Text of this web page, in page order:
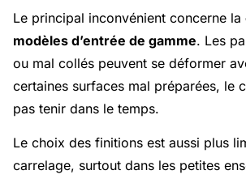
Le principal inconvénient concerne la
modèles d’entrée de gamme. Les
ou mal collés peuvent se déformer
certaines surfaces mal préparées, le
pas tenir dans le temps.
Le choix des finitions est aussi plus
carrelage, surtout dans les petites